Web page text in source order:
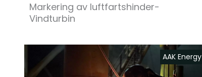
Markering av luftfartshinder-
Vindturbin
AAK Energy